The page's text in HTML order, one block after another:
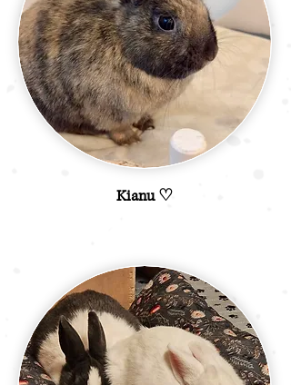
Kianu ♡